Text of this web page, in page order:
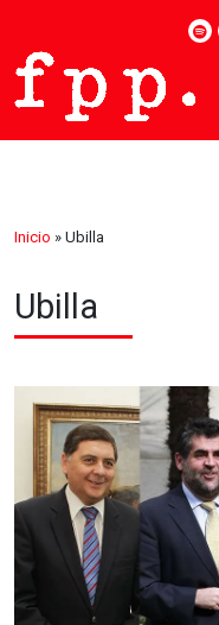
Inicio » Ubilla
Ubilla